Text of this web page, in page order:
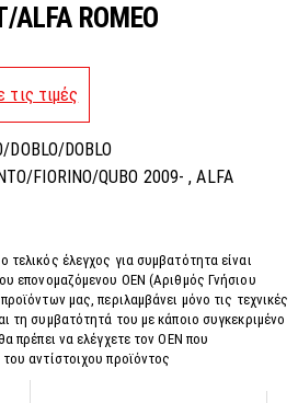
ROMEO
τις τιμές
DOBLO
FIORINO/QUBO 2009- , ALFA
έλεγχος για συμβατότητα είναι
επονομαζόμενου OEN (Αριθμός Γνήσιου
μας, περιλαμβάνει μόνο τις τεχνικές
τη συμβατότητά του με κάποιο συγκεκριμένο
πρέπει να ελέγχετε τον OEN που
αντίστοιχου προϊόντος